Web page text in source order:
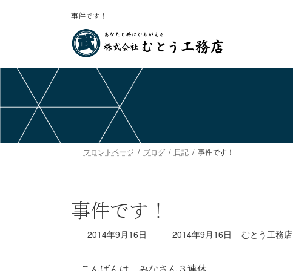
ツ
キ
シ
に
事件です！
フロントページ ブログ 日記 事件です！
事件です！
2014年9月16日
最
2014年9月16日 むとう工務店
こんばんは、みなさん３連休